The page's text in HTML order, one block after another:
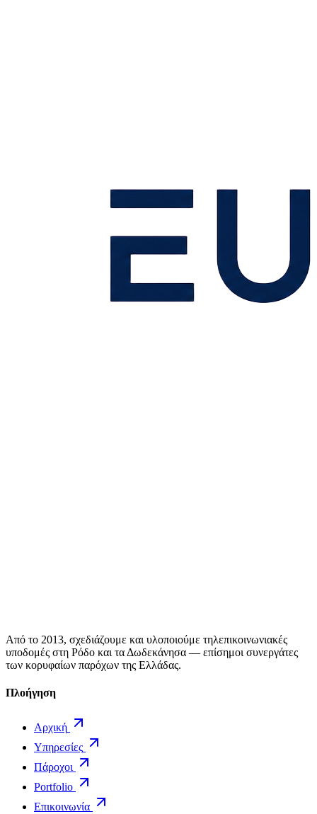
Από το 2013, σχεδιάζουμε και υλοποιούμε τηλεπικοινωνιακές
υποδομές στη Ρόδο και τα Δωδεκάνησα — επίσημοι συνεργάτες
των κορυφαίων παρόχων της Ελλάδας.
Πλοήγηση
Αρχική
Υπηρεσίες
Πάροχοι
Portfolio
Επικοινωνία